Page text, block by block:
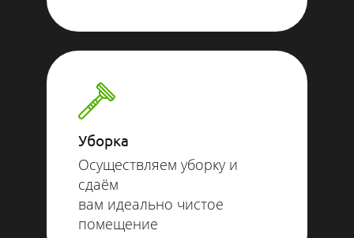
Уборка
Осуществляем уборку и
сдаём
вам идеально чистое
помещение